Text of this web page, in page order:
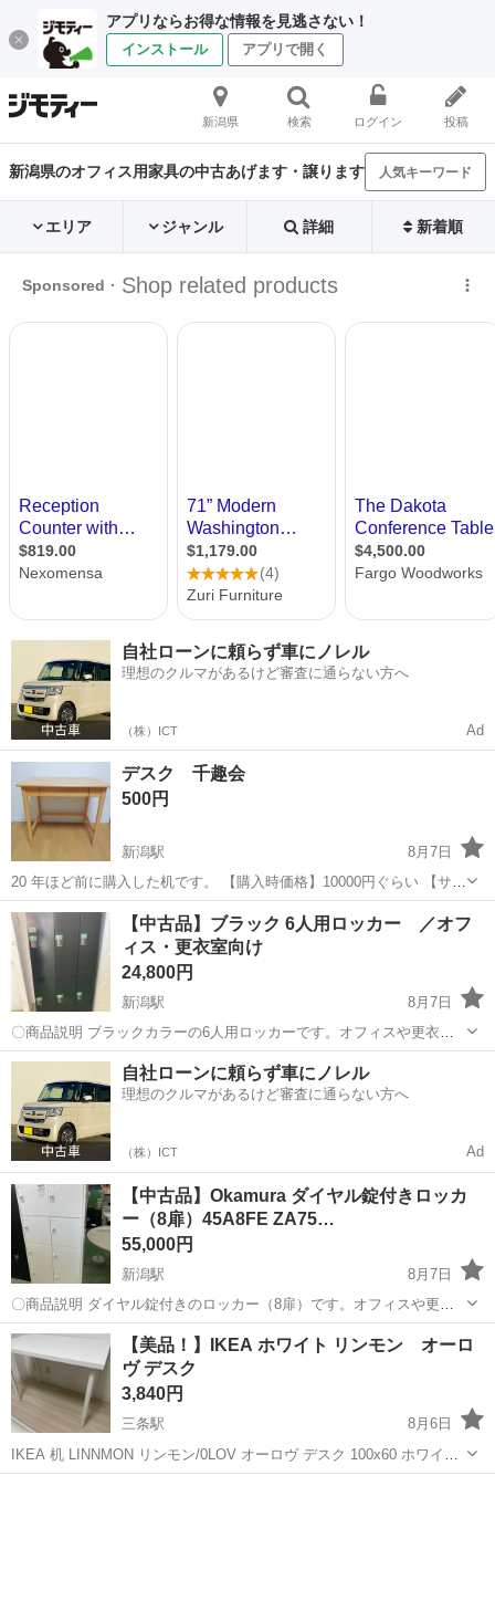
アプリならお得な情報を見逃さない！
インストール アプリで開く
新潟県 検索 ログイン 投稿
新潟県のオフィス用家具の中古あげます・譲ります 人気キーワード
エリア ジャンル 詳細 新着順
自社ローンに頼らず車にノレル
理想のクルマがあるけど審査に通らない方へ
（株）ICT Ad
デスク 千趣会
500円
新潟駅
8月7日
20 年ほど前に購入した机です。 【購入時価格】10000円ぐらい 【サイ
ズ】縦：70cm、横：90cm、奥行き：60cm （大体です） 【傷などの
状態】細かい傷などありますが、とても綺麗で使用するには問題ない
かと思われます...
新潟 新潟市 新潟駅 オフィス用家具
【中古品】ブラック 6人用ロッカー ／オフ
ィス・更衣室向け
24,800円
新潟駅
8月7日
〇商品説明 ブラックカラーの6人用ロッカーです。オフィスや更衣
室、共用スペースにおすすめのシンプルなデザインとなっておりま
す。※こちらのロッカーは、施錠時でないと鍵の取り外しができませ
ん。 〇状態 外観に使用に伴う細か...
新潟 新潟市 新潟駅 オフィス用家具
自社ローンに頼らず車にノレル
理想のクルマがあるけど審査に通らない方へ
（株）ICT Ad
【中古品】Okamura ダイヤル錠付きロッカ
ー（8扉）45A8FE ZA75…
55,000円
新潟駅
8月7日
〇商品説明 ダイヤル錠付きのロッカー（8扉）です。オフィスや更衣
室、共用スペースにおすすめのシンプルなホワイトタイプ。扉内は広
めで書類や小物の収納に便利です。ダイヤル錠の操作説明シールが本
新潟 新潟市 新潟駅 オフィス用家具
【美品！】IKEA ホワイト リンモン オーロ
ヴ デスク
3,840円
三条駅
8月6日
IKEA 机 LINNMON リンモン/0LOV オーロヴ デスク 100x60 ホワイト
AP 清潔感のあるホワイトカラーで、脚の高さ調節が可能なシンプルで